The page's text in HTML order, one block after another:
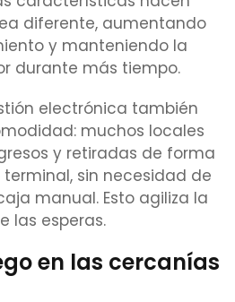
diferente, aumentando
y manteniendo la
durante más tiempo.
electrónica también
muchos locales
y retiradas de forma
sin necesidad de
manual. Esto agiliza la
las esperas.
en las cercanías